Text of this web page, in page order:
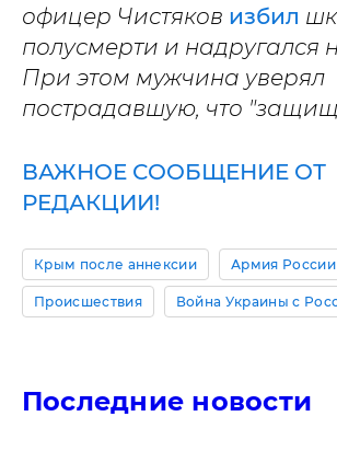
офицер Чистяков избил
полусмерти и надругался
При этом мужчина уверял
пострадавшую, что
ВАЖНОЕ СООБЩЕНИЕ ОТ
РЕДАКЦИИ!
Крым после аннексии Армия России
Происшествия Война Украины с
Последние новости